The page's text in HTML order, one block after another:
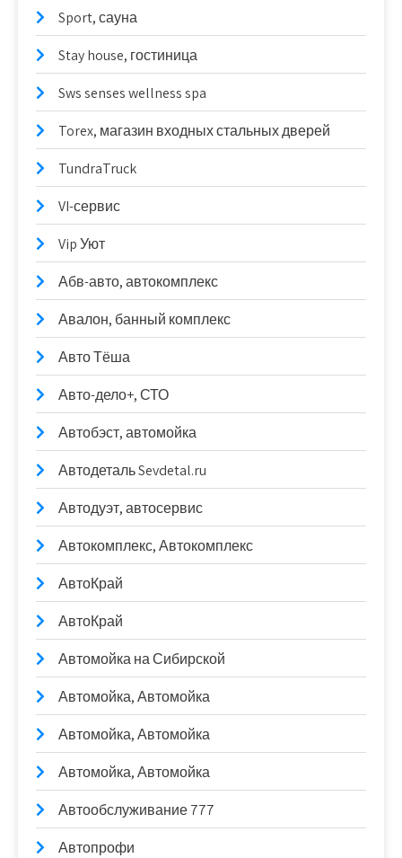
Sport, сауна
Stay house, гостиница
Sws senses wellness spa
Torex, магазин входных стальных дверей
TundraTruck
VI-сервис
Vip Уют
Абв-авто, автокомплекс
Авалон, банный комплекс
Авто Тёша
Авто-дело+, СТО
Автобэст, автомойка
Автодеталь Sevdetal.ru
Автодуэт, автосервис
Автокомплекс, Автокомплекс
АвтоКрай
АвтоКрай
Автомойка на Сибирской
Автомойка, Автомойка
Автомойка, Автомойка
Автомойка, Автомойка
Автообслуживание 777
Автопрофи